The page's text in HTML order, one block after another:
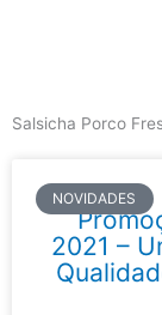
Salsicha Porco
NOVIDADES
2021 –